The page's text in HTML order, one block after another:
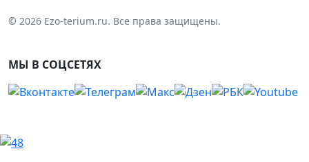
© 2026 Ezo-terium.ru. Все права защищены.
МЫ В СОЦСЕТЯХ